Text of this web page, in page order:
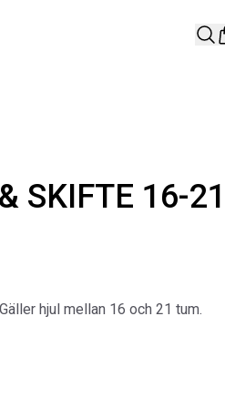
är tom
I
ORIGINAL SVARTA
SKIFTE 16-21
hjul mellan 16 och 21 tum.